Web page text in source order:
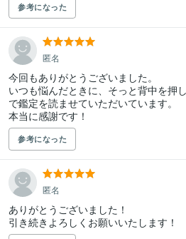
参考になった
匿名
今回もありがとうございました。
いつも悩んだときに、そっと背中を押
で鑑定を読ませていただいています。
参考になった
匿名
ありがとうございました！
引き続きよろしくお願いいたします！